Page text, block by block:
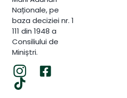
Naționale, pe
baza deciziei nr. 1
111 din 1948 a
Consiliului de
Miniștri.